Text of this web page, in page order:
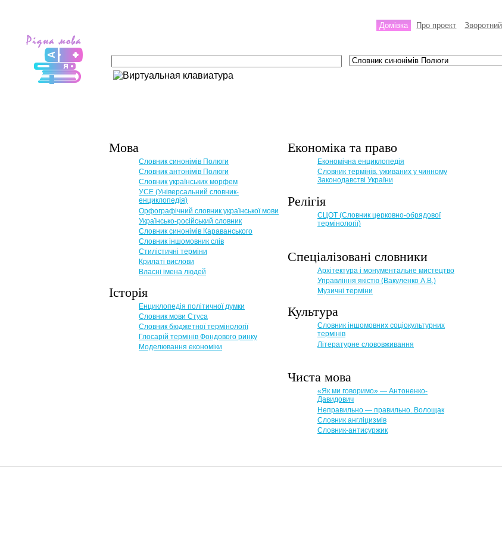
Домівка Про проект
Мова
Словник синонімів Полюги
Словник антонімів Полюги
Словник українських морфем
УСЕ (Універсальний словник-
енциклопедія)
Орфографічний словник української мови
Українсько-російський словник
Словник синонімів Караванського
Словник іншомовник слів
Стилістичні терміни
Крилаті вислови
Власні імена людей
Історія
Енциклопедія політичної думки
Словник мови Стуса
Словник бюджетної термінології
Глосарій термінів Фондового ринку
Моделювання економіки
Економіка та право
Eкономічна енциклопедія
Словник термінів, уживаних у чинному
Законодавстві України
Релігія
СЦОТ (Словник церковно-обрядової
термінології)
Спеціалізовані словники
Архітектура і монументальне мистецтво
Управління якістю (Вакуленко А.В.)
Музичні терміни
Культура
Словник іншомовних соціокультурних
термінів
Літературне слововживання
Чиста мова
«Як ми говоримо» — Антоненко-
Давидович
Неправильно — правильно. Волощак
Словник англіцизмів
Словник-антисуржик